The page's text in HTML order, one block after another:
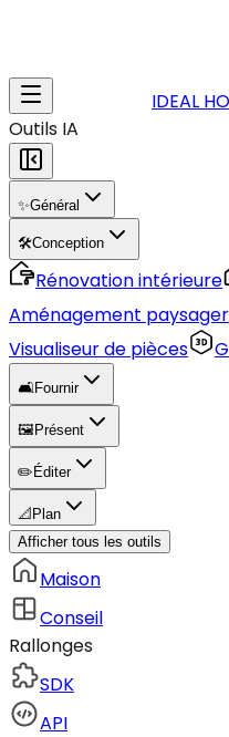
IDEAL
Outils IA
✨Général
🛠️Conception
Rénovation intérieure
Aménagement paysager
Visualiseur de pièces
🛋️Fournir
🖼️ Présent
✏️ Éditer
📐 Plan
Afficher tous les outils
Maison
Conseil
Rallonges
SDK
API